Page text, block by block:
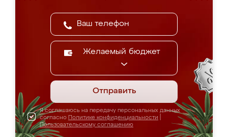
Желаемый бюджет
Отправить
Я соглашаюсь на передачу персональных данных
согласно Политике конфиденциальности
Пользовательскому соглашению